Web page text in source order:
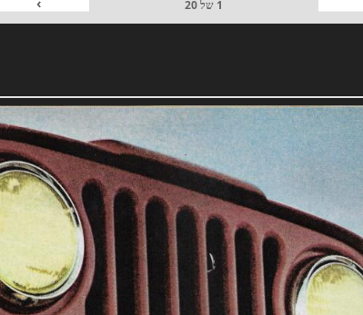
1 של20